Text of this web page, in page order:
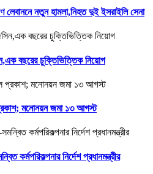
লেবাননে নতুন হামলা,নিহত দুই ইসরাইলি সেনা
বছরের চুক্তিভিত্তিক নিয়োগ
মনোনয়ন জমা ১৩ আগস্ট
কর্মপরিকল্পনার নির্দেশ প্রধানমন্ত্রীর